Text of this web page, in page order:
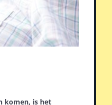
komen, is het